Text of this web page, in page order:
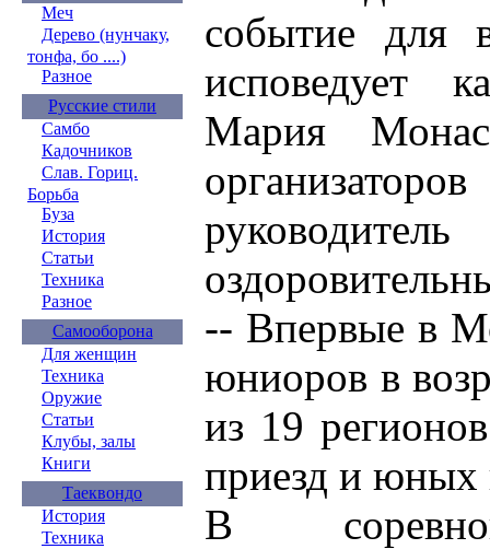
Меч
Дерево (нунчаку,
тонфа, бо ....)
Разное
Русские стили
Самбо
Кадочников
Слав. Гориц.
Борьба
Буза
История
Статьи
Техника
Разное
Самооборона
Для женщин
Техника
Оружие
Статьи
Клубы, залы
Книги
Таеквондо
История
Техника
событие для
исповедует
Мария
-- Впервые в
юниоров в
из 19
приезд и юных
В